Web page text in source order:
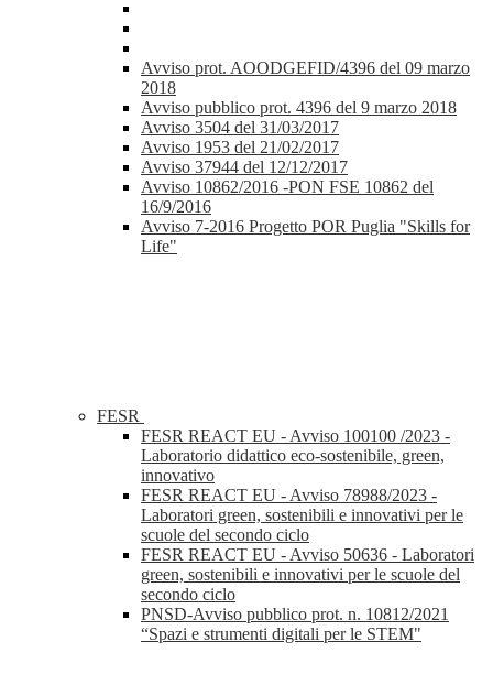
Avviso prot. AOODGEFID/4396 del 09 marzo
2018
Avviso pubblico prot. 4396 del 9 marzo 2018
Avviso 3504 del 31/03/2017
Avviso 1953 del 21/02/2017
Avviso 37944 del 12/12/2017
Avviso 10862/2016 -PON FSE 10862 del
16/9/2016
Avviso 7-2016 Progetto POR Puglia "Skills for
Life"
FESR
FESR REACT EU - Avviso 100100 /2023 -
Laboratorio didattico eco-sostenibile, green,
innovativo
FESR REACT EU - Avviso 78988/2023 -
Laboratori green, sostenibili e innovativi per le
scuole del secondo ciclo
FESR REACT EU - Avviso 50636 - Laboratori
green, sostenibili e innovativi per le scuole del
secondo ciclo
PNSD-Avviso pubblico prot. n. 10812/2021
“Spazi e strumenti digitali per le STEM"